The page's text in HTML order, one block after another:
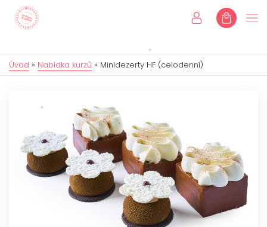
Úvod » Nabídka kurzů » Minidezerty HF (celodenní)
Úvod
Individuální kurzy
Dětské kurzy
Dárkové poukazy
Eshop